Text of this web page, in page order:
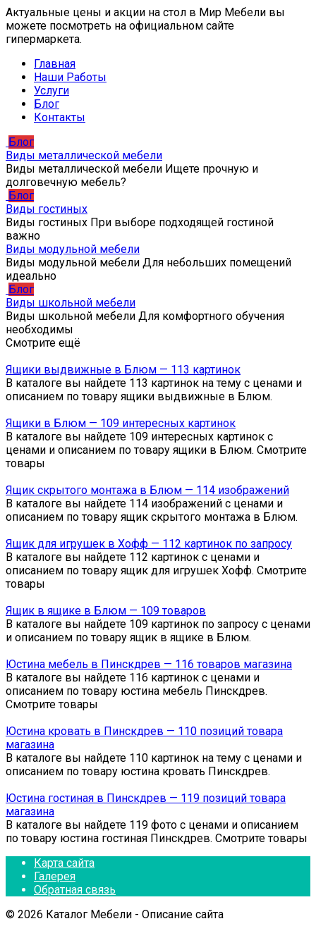
Актуальные цены и акции на стол в Мир Мебели вы
можете посмотреть на официальном сайте
гипермаркета.
Главная
Наши Работы
Услуги
Блог
Контакты
Блог
Виды металлической мебели
Виды металлической мебели Ищете прочную и
долговечную мебель?
Блог
Виды гостиных
Виды гостиных При выборе подходящей гостиной
важно
Виды модульной мебели
Виды модульной мебели Для небольших помещений
идеально
Блог
Виды школьной мебели
Виды школьной мебели Для комфортного обучения
необходимы
Смотрите ещё
Ящики выдвижные в Блюм — 113 картинок
В каталоге вы найдете 113 картинок на тему с ценами и
описанием по товару ящики выдвижные в Блюм.
Ящики в Блюм — 109 интересных картинок
В каталоге вы найдете 109 интересных картинок с
ценами и описанием по товару ящики в Блюм. Смотрите
товары
Ящик скрытого монтажа в Блюм — 114 изображений
В каталоге вы найдете 114 изображений с ценами и
описанием по товару ящик скрытого монтажа в Блюм.
Ящик для игрушек в Хофф — 112 картинок по запросу
В каталоге вы найдете 112 картинок с ценами и
описанием по товару ящик для игрушек Хофф. Смотрите
товары
Ящик в ящике в Блюм — 109 товаров
В каталоге вы найдете 109 картинок по запросу с ценами
и описанием по товару ящик в ящике в Блюм.
Юстина мебель в Пинскдрев — 116 товаров магазина
В каталоге вы найдете 116 картинок с ценами и
описанием по товару юстина мебель Пинскдрев.
Смотрите товары
Юстина кровать в Пинскдрев — 110 позиций товара
магазина
В каталоге вы найдете 110 картинок на тему с ценами и
описанием по товару юстина кровать Пинскдрев.
Юстина гостиная в Пинскдрев — 119 позиций товара
магазина
В каталоге вы найдете 119 фото с ценами и описанием
по товару юстина гостиная Пинскдрев. Смотрите товары
Карта сайта
Галерея
Обратная связь
© 2026 Каталог Мебели - Описание сайта